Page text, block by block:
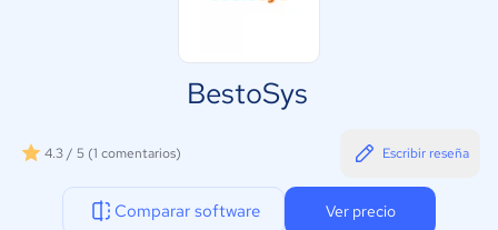
BestoSys
4.3 / 5 (1 comentarios) Escribir reseña
Comparar software Ver precio